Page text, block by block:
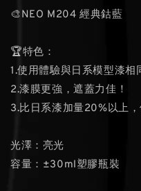
🎨NEO M204 經典鈷藍
🏆特色：
1.使用體驗與日系模型漆相
2.漆膜更強，遮蓋力佳！
3.比日系漆加量20%以上
光澤：亮光
容量：±30ml塑膠瓶裝